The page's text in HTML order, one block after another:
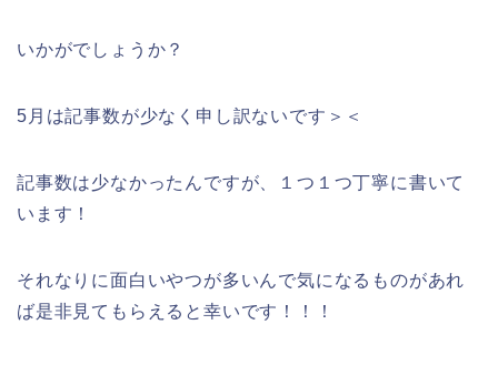
いかがでしょうか？
5月は記事数が少なく申し訳ないです＞＜
記事数は少なかったんですが、１つ１つ丁寧に書いて
います！
それなりに面白いやつが多いんで気になるものがあれ
ば是非見てもらえると幸いです！！！